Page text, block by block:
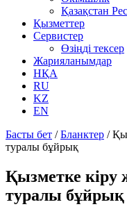
Қазақстан
Қызметтер
Сервистер
Өзіңді тексер
Жарияланымдар
НҚА
RU
KZ
EN
Басты бет /Бланктер /
туралы бұйрық
Қызметке кіру
туралы бұйрық